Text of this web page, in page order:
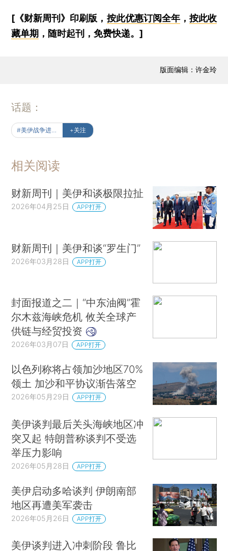
[《财新周刊》印刷版， 按此优惠订阅全年， 按此收
藏单期 ，随时起刊，免费快递。]
版面编辑：许金玲
话题：
+关注
相关阅读
财新周刊｜美伊和谈极限拉扯
2026年04月25日 APP打开
财新周刊｜美伊和谈“罗生门”
2026年03月28日 APP打开
封面报道之二｜“中东油阀”霍
尔木兹海峡危机 攸关全球产
供链与经贸投资
2026年03月07日 APP打开
以色列称将占领加沙地区70%
领土 加沙和平协议渐告落空
2026年05月29日 APP打开
美伊谈判最后关头海峡地区冲
突又起 特朗普称谈判不受选
举压力影响
2026年05月28日 APP打开
美伊启动多哈谈判 伊朗南部
地区再遭美军袭击
2026年05月26日 APP打开
美伊谈判进入冲刺阶段 鲁比